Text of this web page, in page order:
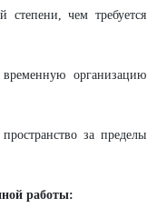
степени, чем требуется
организацию
за пределы
работы: